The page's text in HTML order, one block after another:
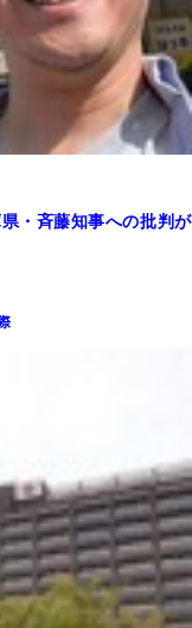
・斉藤知事への批判が